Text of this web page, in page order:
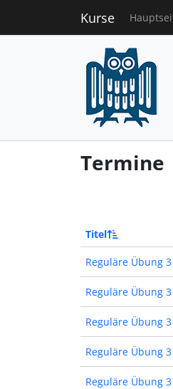
Kurse
Termine
Titel
Reguläre Übung 3
Reguläre Übung 3
Reguläre Übung 3
Reguläre Übung 3
Reguläre Übung 3